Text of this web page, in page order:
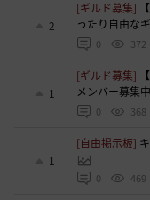
2
[ギルド募集]
ったり自由な
0 372
1
[ギルド募集]
メンバー募集中
0 368
1
[自由掲示板]
0 469